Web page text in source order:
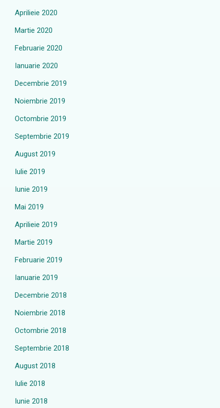
Aprilieie 2020
Martie 2020
Februarie 2020
Ianuarie 2020
Decembrie 2019
Noiembrie 2019
Octombrie 2019
Septembrie 2019
August 2019
Iulie 2019
Iunie 2019
Mai 2019
Aprilieie 2019
Martie 2019
Februarie 2019
Ianuarie 2019
Decembrie 2018
Noiembrie 2018
Octombrie 2018
Septembrie 2018
August 2018
Iulie 2018
Iunie 2018